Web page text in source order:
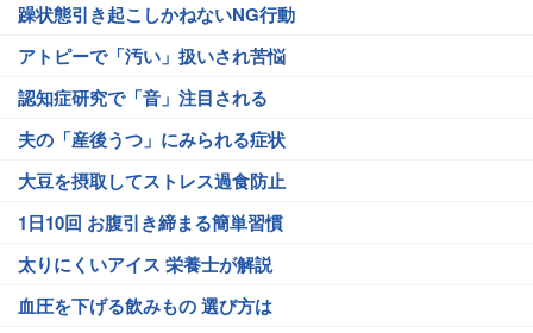
躁状態引き起こしかねないNG行動
アトピーで「汚い」扱いされ苦悩
認知症研究で「音」注目される
夫の「産後うつ」にみられる症状
大豆を摂取してストレス過食防止
1日10回 お腹引き締まる簡単習慣
太りにくいアイス 栄養士が解説
血圧を下げる飲みもの 選び方は